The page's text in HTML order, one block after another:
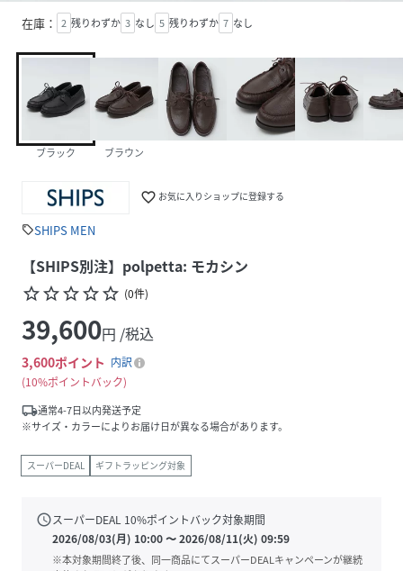
在庫： 2 残りわずか 3 なし 5 残りわずか 7 なし
ブラック ブラウン
favorite_border お気に入りショップに登録する
sellSHIPS MEN
【SHIPS別注】polpetta: モカシン
star_borderstar_borderstar_borderstar_borderstar_border (0件)
39,600円 /税込
3,600ポイント 内訳
10%ポイントバック
local_shipping通常4-7日以内発送予定
※サイズ・カラーによりお届け日が異なる場合があります。
スーパーDEAL ギフトラッピング対象
scheduleスーパーDEAL 10%ポイントバック対象期間
2026/08/03(月) 10:00〜2026/08/11(火) 09:59
※本対象期間終了後、同一商品にてスーパーDEALキャンペーンが継続